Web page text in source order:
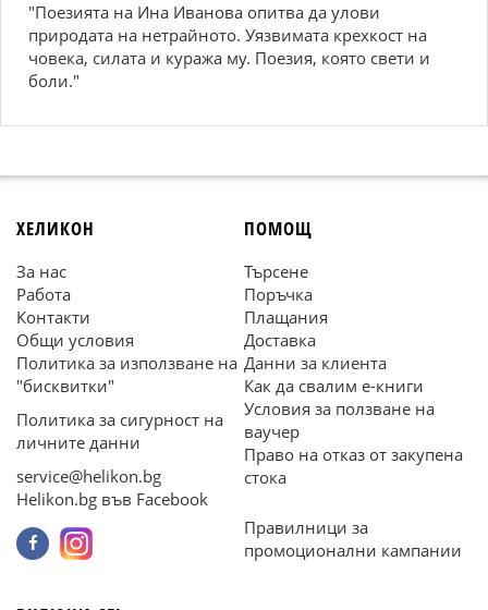
"Поезията на Ина Иванова опитва да улови
природата на нетрайното. Уязвимата крехкост на
човека, силата и куража му. Поезия, която свети и
боли."
ХЕЛИКОН
За нас
Работа
Контакти
Общи условия
Политика за използване на
"бисквитки"
Политика за сигурност на
личните данни
service@helikon.bg
Helikon.bg във Facebook
ПОМОЩ
Търсене
Поръчка
Плащания
Доставка
Данни за клиента
Как да свалим е-книги
Условия за ползване на
ваучер
Право на отказ от закупена
стока
Правилници за
промоционални кампании